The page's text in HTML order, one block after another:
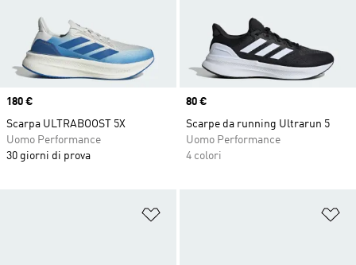
Price
180 €
Scarpa ULTRABOOST 5X
Uomo Performance
30 giorni di prova
Price
80 €
Scarpe da running Ultrarun 5
Uomo Performance
4 colori
Aggiungi alla lista dei desideri